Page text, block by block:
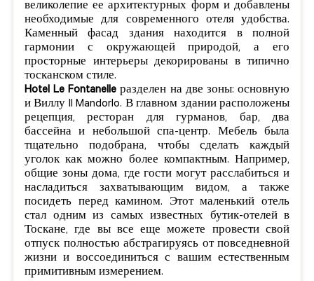
великолепие ее архитектурных форм и добавлены
необходимые для современного отеля удобства.
Каменный фасад здания находится в полной
гармонии с окружающей природой, а его
просторные интерьеры декорированы в типично
тосканском стиле.
Hotel Le Fontanelle разделен на две зоны: основную
и Виллу Il Mandorlo. В главном здании расположены
рецепция, ресторан для гурманов, бар, два
бассейна и небольшой спа-центр. Мебель была
тщательно подобрана, чтобы сделать каждый
уголок как можно более компактным. Например,
общие зоны дома, где гости могут расслабиться и
насладиться захватывающим видом, а также
посидеть перед камином. Этот маленький отель
стал одним из самых известных бутик-отелей в
Тоскане, где вы все еще можете провести свой
отпуск полностью абстрагируясь от повседневной
жизни и воссоединиться с вашим естественным
примитивным измерением.